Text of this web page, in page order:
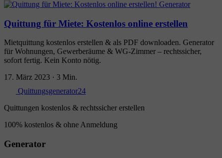
Quittung für Miete: Kostenlos online erstellen
Mietquittung kostenlos erstellen & als PDF downloaden. Generator
für Wohnungen, Gewerberäume & WG-Zimmer – rechtssicher,
sofort fertig. Kein Konto nötig.
17. März 2023 · 3 Min.
Quittungsgenerator24
Quittungen kostenlos & rechtssicher erstellen
100% kostenlos & ohne Anmeldung
Generator